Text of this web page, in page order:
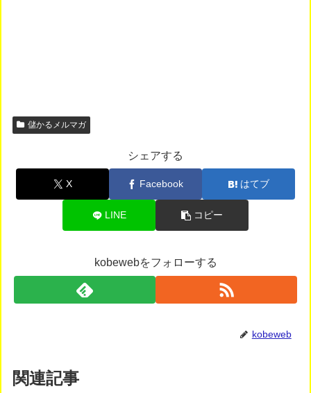
儲かるメルマガ
シェアする
X Facebook はてブ
LINE コピー
kobewebをフォローする
kobeweb
関連記事